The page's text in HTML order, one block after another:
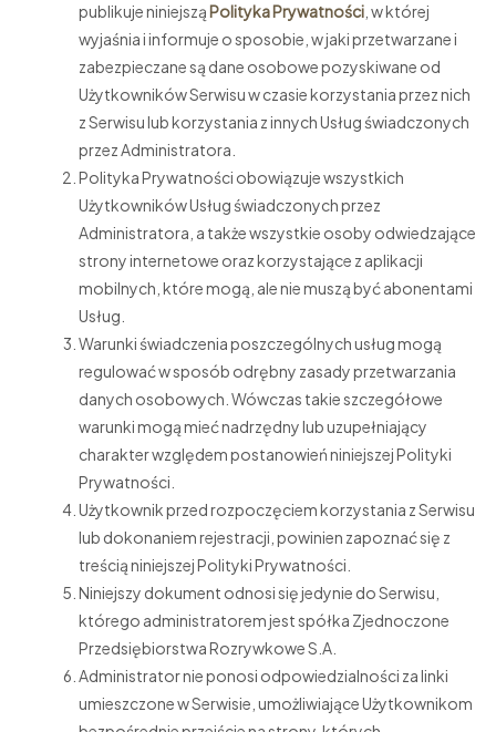
publikuje niniejsząPolityka Prywatności , w której
wyjaśnia i informuje o sposobie, w jaki przetwarzane i
zabezpieczane są dane osobowe pozyskiwane od
Użytkowników Serwisu w czasie korzystania przez nich
z Serwisu lub korzystania z innych Usług świadczonych
przez Administratora.
Polityka Prywatności obowiązuje wszystkich
Użytkowników Usług świadczonych przez
Administratora, a także wszystkie osoby odwiedzające
strony internetowe oraz korzystające z aplikacji
mobilnych, które mogą, ale nie muszą być abonentami
Usług.
Warunki świadczenia poszczególnych usług mogą
regulować w sposób odrębny zasady przetwarzania
danych osobowych. Wówczas takie szczegółowe
warunki mogą mieć nadrzędny lub uzupełniający
charakter względem postanowień niniejszej Polityki
Prywatności.
Użytkownik przed rozpoczęciem korzystania z Serwisu
lub dokonaniem rejestracji, powinien zapoznać się z
treścią niniejszej Polityki Prywatności.
Niniejszy dokument odnosi się jedynie do Serwisu,
którego administratorem jest spółka Zjednoczone
Przedsiębiorstwa Rozrywkowe S.A.
Administrator nie ponosi odpowiedzialności za linki
umieszczone w Serwisie, umożliwiające Użytkownikom